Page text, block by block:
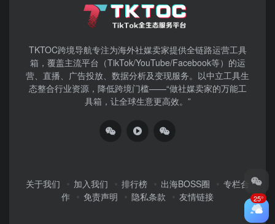
TKTOC跨境导航​专注为海外社媒卖家提供全链路运营工具
箱，覆盖主流平台（TikTok/YouTube/Facebook等）​的运
营、直播、广告投放、数据分析及变现服务。以中立工具生
态整合行业资源，降低跨境门槛——“做社媒卖家的万能工
具箱，让全球生意更高效。”
关于我们 加入我们 排行榜 出海BOSS圈
专栏合
作
免责声明 隐私条款 友情链接 25°